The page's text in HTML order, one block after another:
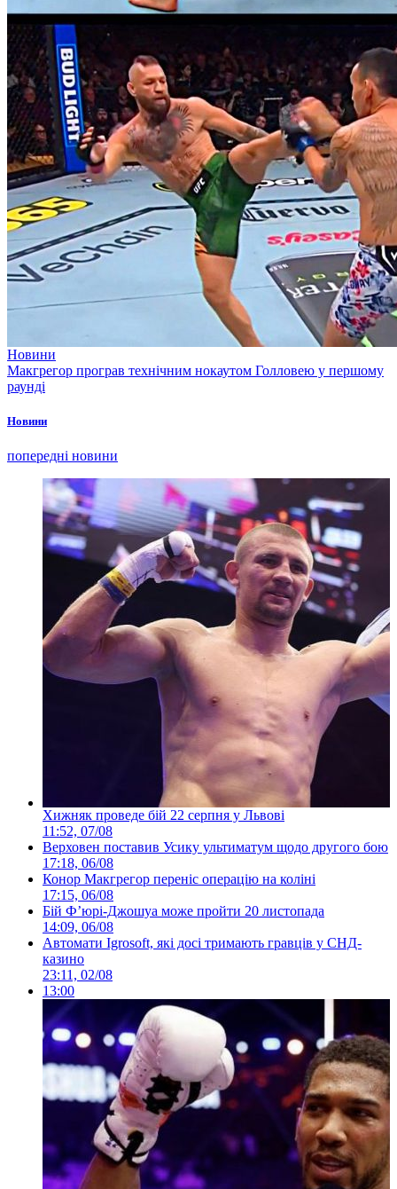
Новини
Макгрегор програв технічним нокаутом Голловею у першому
раунді
Новини
попередні новини
Хижняк проведе бій 22 серпня у Львові
11:52, 07/08
Верховен поставив Усику ультиматум щодо другого бою
17:18, 06/08
Конор Макгрегор переніс операцію на коліні
17:15, 06/08
Бій Ф’юрі-Джошуа може пройти 20 листопада
14:09, 06/08
Автомати Igrosoft, які досі тримають гравців у СНД-
казино
23:11, 02/08
13:00